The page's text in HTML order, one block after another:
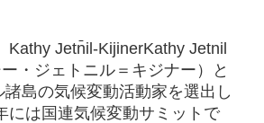
Jetn̄il-KijinerKathy Jetnil
・ジェトニル＝キジナー）と
島の気候変動活動家を選出し
には国連気候変動サミットで